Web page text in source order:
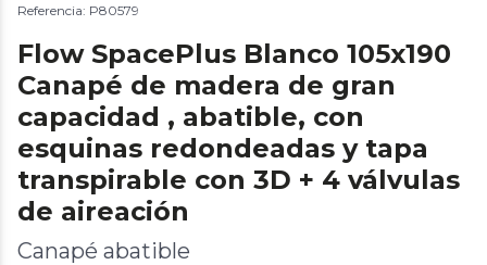
Referencia: P80579
Flow SpacePlus Blanco 105x190
Canapé de madera de gran
capacidad , abatible, con
esquinas redondeadas y tapa
transpirable con 3D + 4 válvulas
de aireación
Canapé abatible